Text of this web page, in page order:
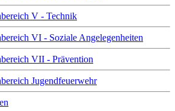
V - Technik
VI - Soziale Angelegenheiten
VII - Prävention
Jugendfeuerwehr